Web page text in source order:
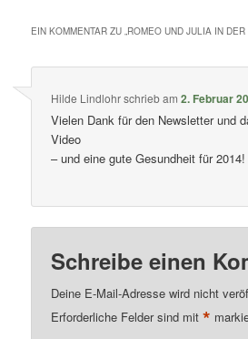
EIN KOMMENTAR ZU „ROMEO UND JULIA IN
Hilde Lindlohrschriebam2. Februar
Vielen Dank für den Newsletter und
Video
– und eine gute Gesundheit für 2014!
Schreibe einen
Deine E-Mail-Adresse wird nicht
Erforderliche Felder sind mit*